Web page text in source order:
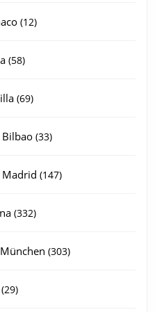
1212
5858
6969
3333
147147
332332
303303
2929